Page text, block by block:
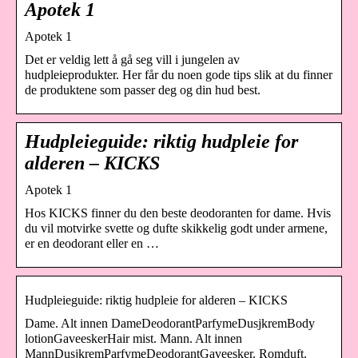
Apotek 1
Apotek 1
Det er veldig lett å gå seg vill i jungelen av
hudpleieprodukter. Her får du noen gode tips slik at du finner
de produktene som passer deg og din hud best.
Hudpleieguide: riktig hudpleie for
alderen – KICKS
Apotek 1
Hos KICKS finner du den beste deodoranten for dame. Hvis
du vil motvirke svette og dufte skikkelig godt under armene,
er en deodorant eller en …
Hudpleieguide: riktig hudpleie for alderen – KICKS
Dame. Alt innen DameDeodorantParfymeDusjkremBody
lotionGaveeskerHair mist. Mann. Alt innen
MannDusjkremParfymeDeodorantGaveesker. Romduft.